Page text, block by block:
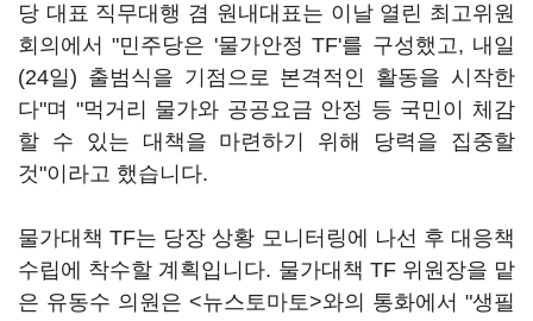
당 대표 직무대행 겸 원내대표는 이날 열린 최고위원
회의에서 "민주당은 '물가안정 TF'를 구성했고, 내일
(24일) 출범식을 기점으로 본격적인 활동을 시작한
다"며 "먹거리 물가와 공공요금 안정 등 국민이 체감
할 수 있는 대책을 마련하기 위해 당력을 집중할
것"이라고 했습니다.
물가대책 TF는 당장 상황 모니터링에 나선 후 대응책
수립에 착수할 계획입니다. 물가대책 TF 위원장을 맡
은 유동수 의원은 <뉴스토마토>와의 통화에서 "생필